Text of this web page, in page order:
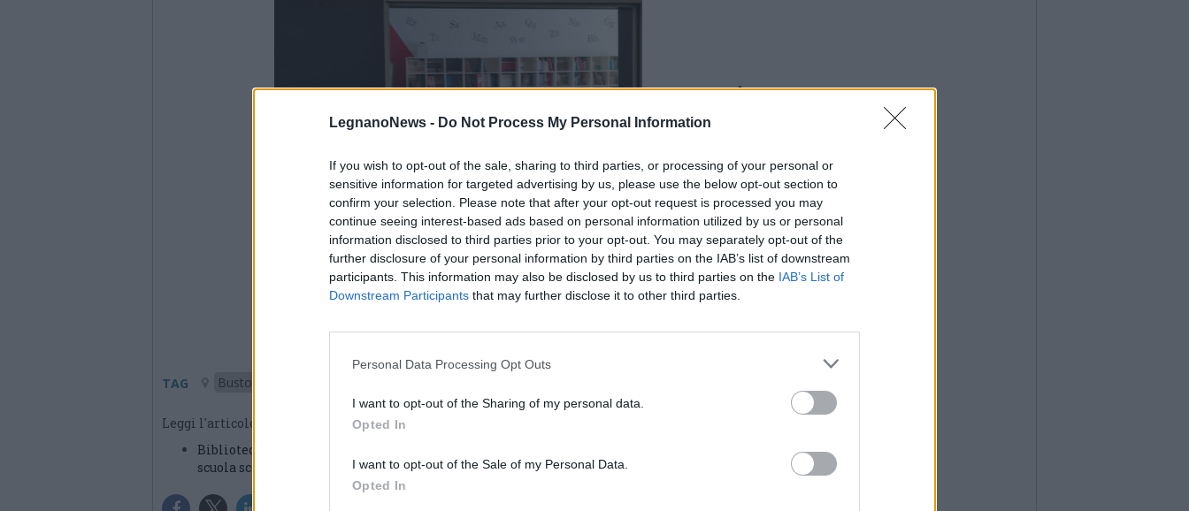
LegnanoNews - Do Not Process My Personal Information
If you wish to opt-out of the sale, sharing to third parties, or processing of your personal or
sensitive information for targeted advertising by us, please use the below opt-out section to
confirm your selection. Please note that after your opt-out request is processed you may
continue seeing interest-based ads based on personal information utilized by us or personal
information disclosed to third parties prior to your opt-out. You may separately opt-out of the
further disclosure of your personal information by third parties on the IAB’s list of downstream
participants. This information may also be disclosed by us to third parties on the IAB’s List of
Downstream Participants that may further disclose it to other third parties.
Personal Data Processing Opt Outs
I want to opt-out of the Sharing of my personal data.
Opted In
I want to opt-out of the Sale of my Personal Data.
Opted In
TAG
Busto Garolfo
Leggi l'articolo:
Biblioteca delle Don Mentasti di Busto Garolfo intitolata a Francesco, ex studente della
scuola scomparso a 11 anni